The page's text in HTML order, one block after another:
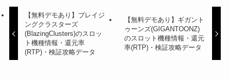
【無料デモあり】ブレイジ
ングクラスターズ
(BlazingClusters)のスロッ
ト機種情報・還元率
(RTP)・検証攻略データ
【無料デモあり】ギガント
ゥーンズ(GIGANTOONZ)
のスロット機種情報・還元
率(RTP)・検証攻略データ